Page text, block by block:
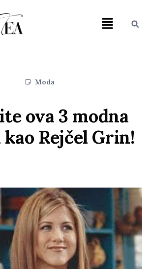
Moda
ova 3 modna
Rejčel Grin!